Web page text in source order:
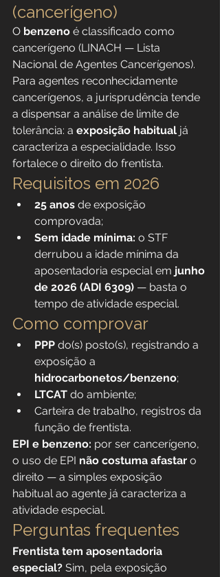
(cancerígeno)
O benzeno é classificado como
cancerígeno (LINACH — Lista
Nacional de Agentes Cancerígenos).
Para agentes reconhecidamente
cancerígenos, a jurisprudência tende
a dispensar a análise de limite de
tolerância: a exposição habitual já
caracteriza a especialidade. Isso
fortalece o direito do frentista.
Requisitos em 2026
25 anos de exposição
comprovada;
Sem idade mínima: o STF
derrubou a idade mínima da
aposentadoria especial em junho
de 2026 (ADI 6309) — basta o
tempo de atividade especial.
Como comprovar
PPP do(s) posto(s), registrando a
exposição a
hidrocarbonetos/benzeno;
LTCAT do ambiente;
Carteira de trabalho, registros da
função de frentista.
EPI e benzeno: por ser cancerígeno,
o uso de EPI não costuma afastar o
direito — a simples exposição
habitual ao agente já caracteriza a
atividade especial.
Perguntas frequentes
Frentista tem aposentadoria
especial? Sim, pela exposição